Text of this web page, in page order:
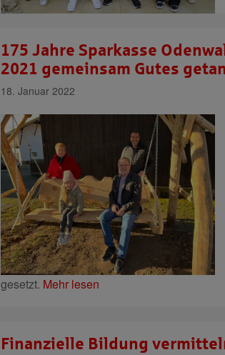
175 Jahre Sparkasse
2021 gemeinsam Gutes
18. Januar 2022
gesetzt. Mehr lesen
Finanzielle Bildung